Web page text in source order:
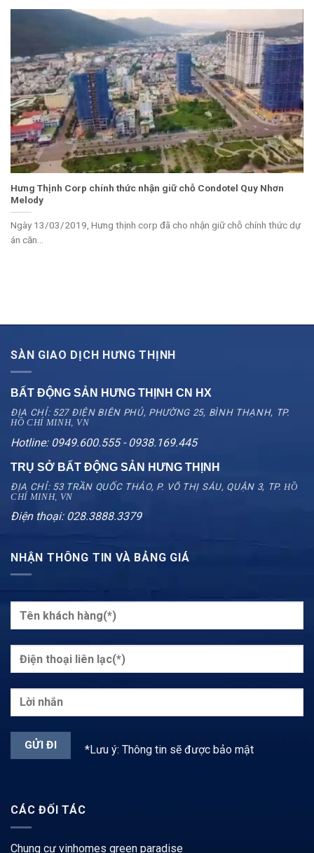
Hưng Thịnh Corp chính thức nhận giữ chỗ Condotel Quy Nhơn
Melody
Ngày 13/03/2019, Hưng thịnh corp đã cho nhận giữ chỗ chính thức dự
án căn...
SÀN GIAO DỊCH HƯNG THỊNH
BẤT ĐỘNG SẢN HƯNG THỊNH CN HX
ĐỊA CHỈ: 527 ĐIỆN BIÊN PHỦ, PHƯỜNG 25, BÌNH THẠNH, TP.
HỒ CHÍ MINH, VN
Hotline: 0949.600.555 - 0938.169.445
TRỤ SỞ BẤT ĐỘNG SẢN HƯNG THỊNH
ĐỊA CHỈ: 53 TRẦN QUỐC THẢO, P. VÕ THỊ SÁU, QUẬN 3, TP. HỒ
CHÍ MINH, VN
Điện thoại: 028.3888.3379
NHẬN THÔNG TIN VÀ BẢNG GIÁ
*Lưu ý: Thông tin sẽ được bảo mật
CÁC ĐỐI TÁC
Chung cư vinhomes green paradise